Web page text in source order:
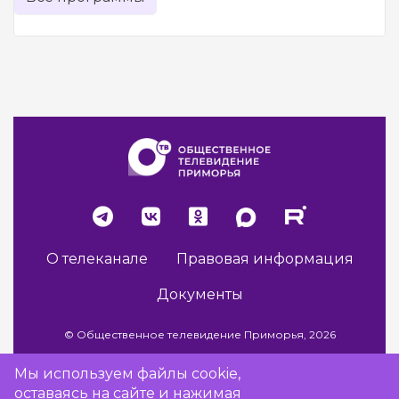
О телеканале Правовая информация
Документы
© Общественное телевидение Приморья, 2026
Разработка сайта -Vladweb
Мы используем файлы cookie,
оставаясь на сайте и нажимая